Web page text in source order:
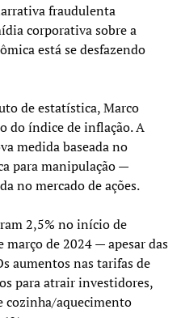
fraudulenta
corporativa sobre a
está se desfazendo
de estatística, Marco
do índice de inflação. A
medida baseada no
para manipulação —
no mercado de ações.
2,5% no início de
de 2024 — apesar das
aumentos nas tarifas de
para atrair investidores,
cozinha/aquecimento